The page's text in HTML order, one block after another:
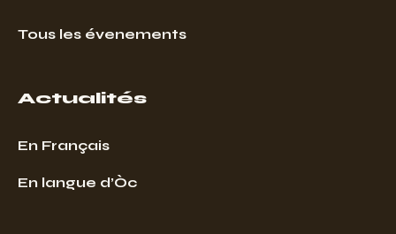
Tous les évenements
Actualités
En Français
En langue d’Òc